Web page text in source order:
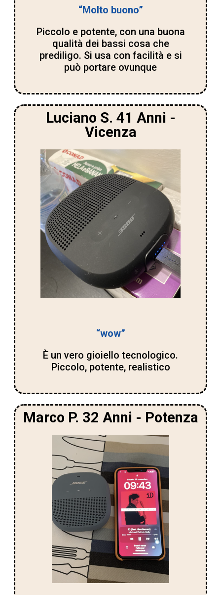
“Molto buono”
Piccolo e potente, con una buona
qualità dei bassi cosa che
prediligo. Si usa con facilità e si
può portare ovunque
Luciano S. 41 Anni -
Vicenza
“wow”
È un vero gioiello tecnologico.
Piccolo, potente, realistico
Marco P. 32 Anni - Potenza